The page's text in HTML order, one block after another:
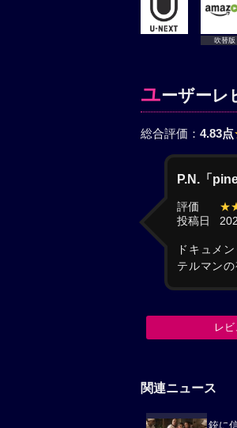
吹替版
ユーザーレ
総合評価： 4.83点
P.N.「
評価
投稿日
ドキュメ
テルマン
レ
関連ニュース
銃に